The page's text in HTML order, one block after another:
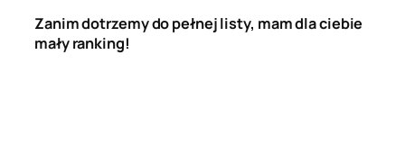
Zanim dotrzemy do pełnej listy, mam dla ciebie
mały ranking!